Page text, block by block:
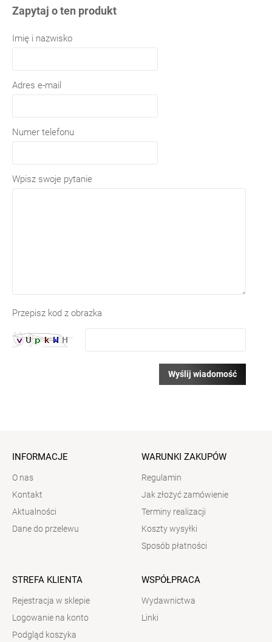
Zapytaj o ten produkt
Imię i nazwisko
Adres e-mail
Numer telefonu
Wpisz swoje pytanie
Przepisz kod z obrazka
Wyślij wiadomość
INFORMACJE
O nas
Kontakt
Aktualności
Dane do przelewu
WARUNKI ZAKUPÓW
Regulamin
Jak złożyć zamówienie
Terminy realizacji
Koszty wysyłki
Sposób płatności
STREFA KLIENTA
Rejestracja w sklepie
Logowanie na konto
Podgląd koszyka
WSPÓŁPRACA
Wydawnictwa
Linki